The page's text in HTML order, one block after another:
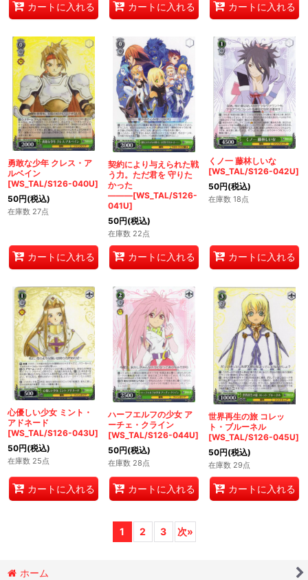
カートに入れる カートに入れる カートに入れる
勇敢な少年 クレス・ア
ルベイン
[WS_TAL/S126-040U]
50円(税込)
在庫数 27点
カートに入れる
契約により与えられた戦
う力。ただ君を 守りた
かった
―――[WS_TAL/S126-
041U]
50円(税込)
在庫数 22点
カートに入れる
くノ一 藤林しいな
[WS_TAL/S126-042U]
50円(税込)
在庫数 18点
カートに入れる
心優しい少女 ミント・
アドネード
[WS_TAL/S126-043U]
50円(税込)
在庫数 25点
カートに入れる
ハーフエルフの少女 ア
ーチェ・クライン
[WS_TAL/S126-044U]
50円(税込)
在庫数 28点
カートに入れる
世界再生の旅 コレッ
ト・ブルーネル
[WS_TAL/S126-045U]
50円(税込)
在庫数 29点
カートに入れる
1 2 3 次»
ホーム